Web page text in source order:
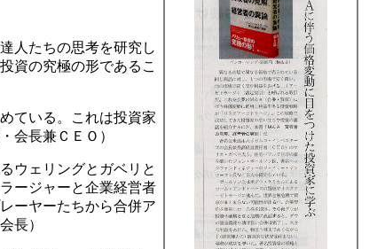
人たちの思考を研究し
資の究極の形であるこ
ている。これは投資家
会長兼ＣＥＯ）
ウェリングとガベリと
ージャーと企業経営者
ーヤーたちから合併ア
長）